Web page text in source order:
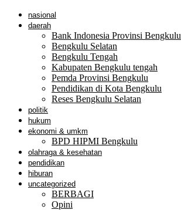
nasional
daerah
Bank Indonesia Provinsi Bengkulu
Bengkulu Selatan
Bengkulu Tengah
Kabupaten Bengkulu tengah
Pemda Provinsi Bengkulu
Pendidikan di Kota Bengkulu
Reses Bengkulu Selatan
politik
hukum
ekonomi & umkm
BPD HIPMI Bengkulu
olahraga & kesehatan
pendidikan
hiburan
uncategorized
BERBAGI
Opini